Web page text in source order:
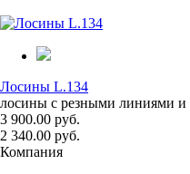
Лосины L.134
лосины с резными линиями
3 900.00 руб.
2 340.00 руб.
Компания